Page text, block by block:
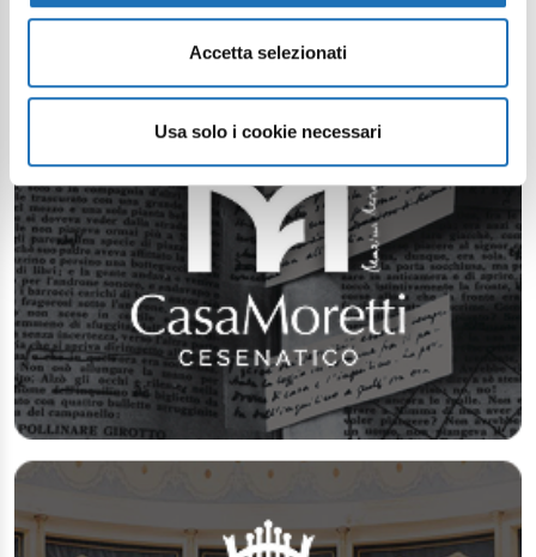
Accetta selezionati
Usa solo i cookie necessari